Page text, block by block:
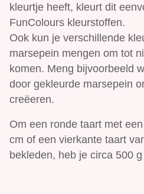
kleurtje heeft, kleurt dit
FunColours kleurstoffen.
Ook kun je verschillende
marsepein mengen om tot
komen. Meng bijvoorbeeld
door gekleurde marsepein
creëeren.
Om een ronde taart met
cm of een vierkante taart
bekleden, heb je circa 500